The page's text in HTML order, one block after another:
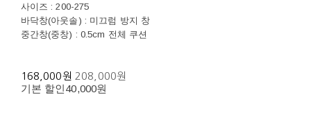
사이즈 : 200-275
바닥창(아웃솔) : 미끄럼 방지 창
중간창(중창) : 0.5cm 전체 쿠션
168,000원 208,000원
기본 할인40,000원